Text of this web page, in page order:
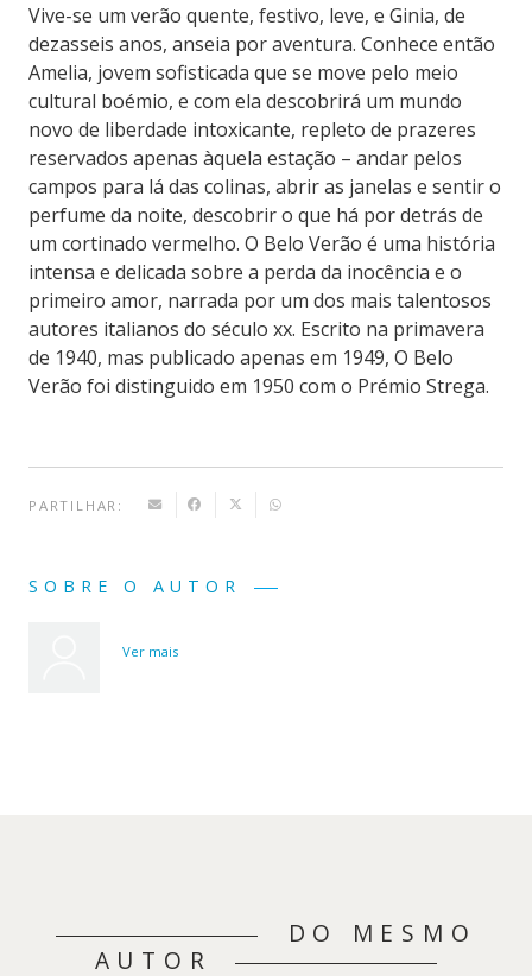
Vive-se um verão quente, festivo, leve, e Ginia, de
dezasseis anos, anseia por aventura. Conhece então
Amelia, jovem sofisticada que se move pelo meio
cultural boémio, e com ela descobrirá um mundo
novo de liberdade intoxicante, repleto de prazeres
reservados apenas àquela estação – andar pelos
campos para lá das colinas, abrir as janelas e sentir o
perfume da noite, descobrir o que há por detrás de
um cortinado vermelho. O Belo Verão é uma história
intensa e delicada sobre a perda da inocência e o
primeiro amor, narrada por um dos mais talentosos
autores italianos do século xx. Escrito na primavera
de 1940, mas publicado apenas em 1949, O Belo
Verão foi distinguido em 1950 com o Prémio Strega.
PARTILHAR:
SOBRE O AUTOR
Ver mais
DO MESMO
AUTOR